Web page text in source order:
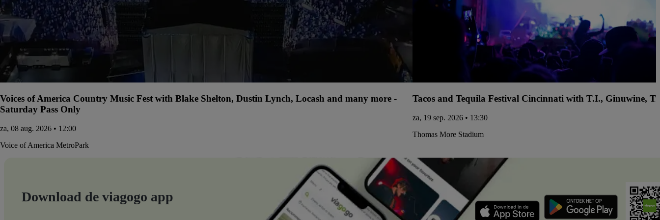
Voices of America Country Music Fest with Blake Shelton, Dustin Lynch, Locash and many more -
Saturday Pass Only
za, 08 aug. 2026 • 12:00
Voice of America MetroPark
Tacos and Tequila Festival Cincinnati with T.I., Ginuwine,
za, 19 sep. 2026 • 13:30
Thomas More Stadium
Download de viagogo app